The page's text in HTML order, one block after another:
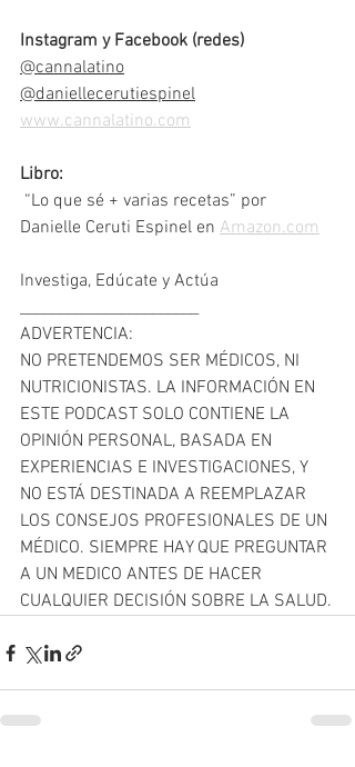
Instagram y Facebook (redes)
@cannalatino
@daniellecerutiespinel
www.cannalatino.com
Libro:
Danielle Ceruti Espinel en Amazon.com
Investiga, Edúcate y Actúa
_______________________
ADVERTENCIA:
NO PRETENDEMOS SER MÉDICOS, NI
NUTRICIONISTAS. LA INFORMACIÓN EN
ESTE PODCAST SOLO CONTIENE LA
OPINIÓN PERSONAL, BASADA EN
EXPERIENCIAS E INVESTIGACIONES, Y
NO ESTÁ DESTINADA A REEMPLAZAR
LOS CONSEJOS PROFESIONALES DE UN
MÉDICO. SIEMPRE HAY QUE PREGUNTAR
A UN MEDICO ANTES DE HACER
CUALQUIER DECISIÓN SOBRE LA SALUD.